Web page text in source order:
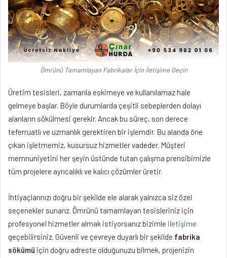
Ömrünü Tamamlayan Fabrikalar İçin İletişime Geçin
Üretim tesisleri, zamanla eskimeye ve kullanılamaz hale
gelmeye başlar. Böyle durumlarda çeşitli sebeplerden dolayı
alanların sökülmesi gerekir. Ancak bu süreç, son derece
teferruatlı ve uzmanlık gerektiren bir işlemdir. Bu alanda öne
çıkan işletmemiz, kusursuz hizmetler vadeder. Müşteri
memnuniyetini her şeyin üstünde tutan çalışma prensibimizle
tüm projelere ayrıcalıklı ve kalıcı çözümler üretir.
İhtiyaçlarınızı doğru bir şekilde ele alarak yalnızca siz özel
seçenekler sunarız. Ömrünü tamamlayan tesisleriniz için
profesyonel hizmetler almak istiyorsanız bizimle iletişime
geçebilirsiniz. Güvenli ve çevreye duyarlı bir şekilde fabrika
sökümü için doğru adreste olduğunuzu bilmek, projenizin